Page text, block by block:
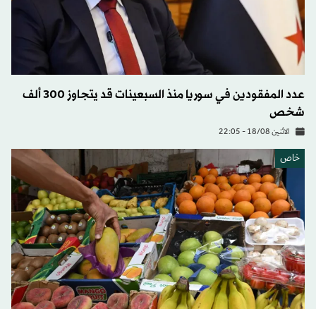
عدد المفقودين في سوريا منذ السبعينات قد يتجاوز 300 ألف
شخص
الاثنين 18/08 - 22:05
خاص